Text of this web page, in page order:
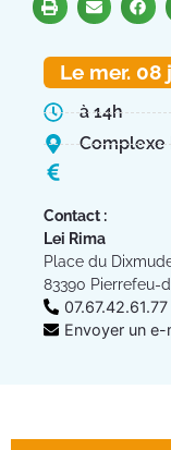
Le mer.
à 14h
Complexe
Contact :
Lei Rima
Place du
83390 Pierrefeu-
07.67.42.61.77
Envoyer un e-